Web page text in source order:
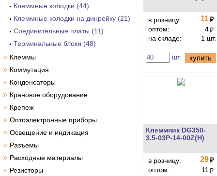
Клеммные колодки (44)
Клеммные колодки на динрейку (21)
Соединительные платы (11)
Терминальные блоки (48)
» Клеммы
» Коммутация
» Конденсаторы
» Крановое оборудование
» Крепеж
» Оптоэлектронные приборы
» Освещение и индикация
» Разъемы
» Расходные материалы
» Резисторы
в розницу: 11₽
оптом:
4₽
на складе:
1 шт.
шт. купить
Клеммник DG350-
3.5-03P-14-00Z(H)
в розницу: 29₽
оптом:
11 ₽